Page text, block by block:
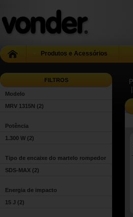
Produtos e Acessórios
FILTROS
Modelo
MRV 1315N (2)
Potência
1.300 W (2)
Tipo de encaixe do martelo rompedor
SDS-MAX (2)
Energia de impacto
15 J (2)